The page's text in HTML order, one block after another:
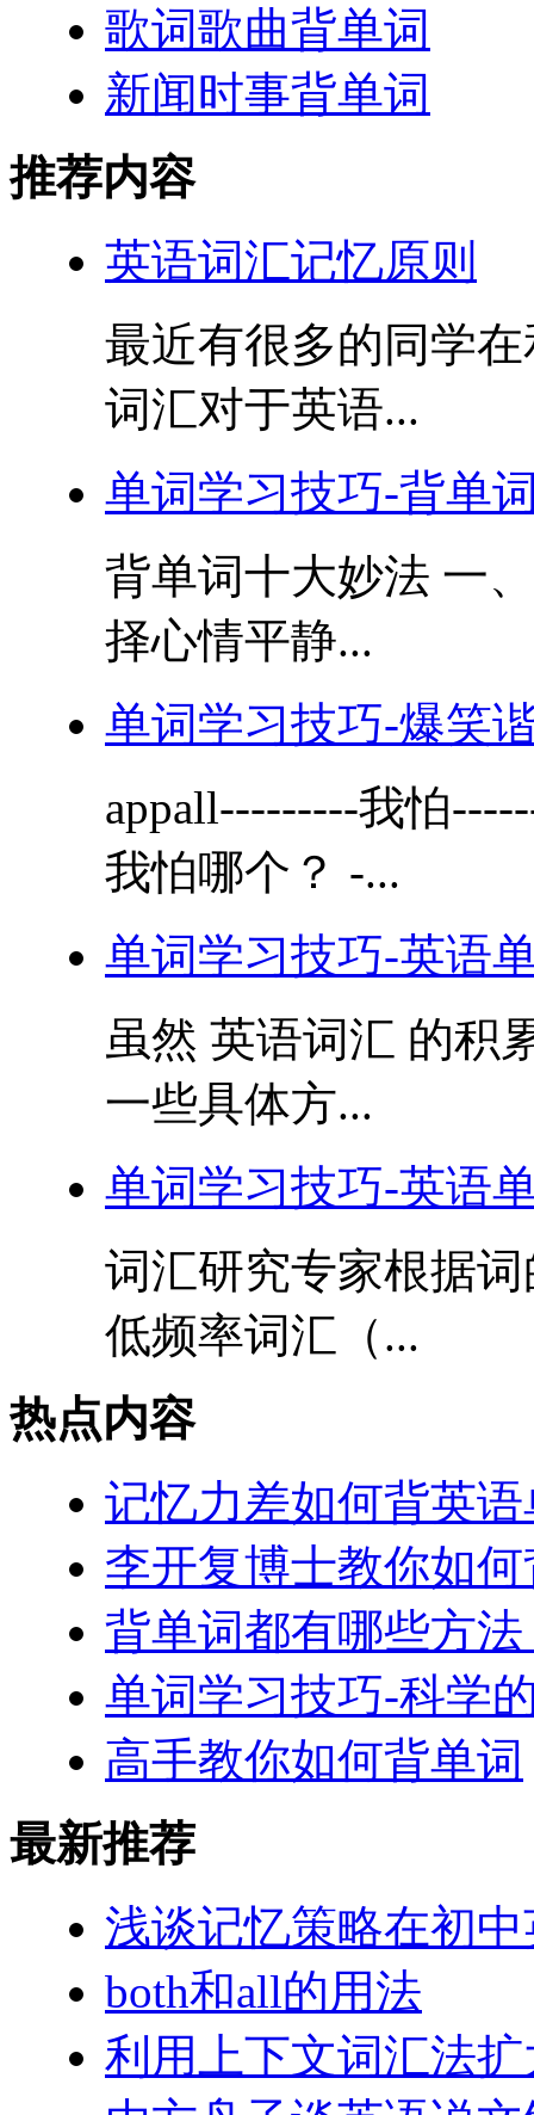
歌词歌曲背单词
新闻时事背单词
推荐内容
英语词汇记忆原则
最近有很多的同学
词汇对于英语...
单词学习技巧-背单
背单词十大妙法 一
择心情平静...
单词学习技巧-爆笑
appall---------我怕
我怕哪个？ -...
单词学习技巧-英语
虽然 英语词汇 的积
一些具体方...
单词学习技巧-英语
词汇研究专家根据
低频率词汇（...
热点内容
记忆力差如何背英
李开复博士教你如
背单词都有哪些方法
单词学习技巧-科学
高手教你如何背单词
最新推荐
浅谈记忆策略在初
both和all的用法
利用上下文词汇法